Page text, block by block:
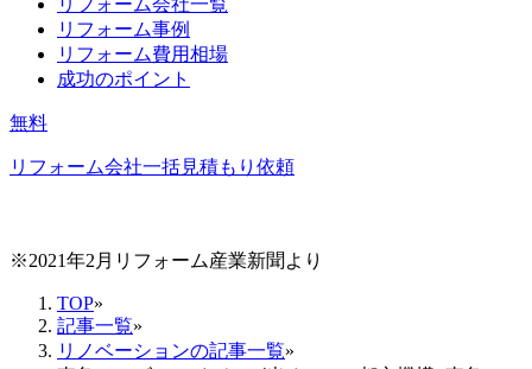
リフォーム事例
リフォーム費用相場
成功のポイント
無料
リフォーム会社一括見積もり依頼
※2021年2月リフォーム産業新聞より
TOP»
記事一覧»
リノベーションの記事一覧»